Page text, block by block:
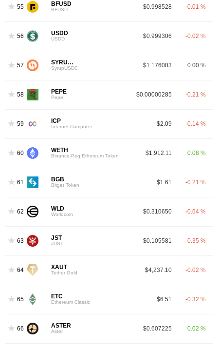
55 BFUSD
BFUSD $0.998528 -0.01 %
56 USDD
USDD $0.999306 -0.02 %
57 SYRUPUSDC
SyrupUSDC $1.176003 0.00 %
58 PEPE
Pepe $0.00000285 -0.21 %
59 ICP
Internet Computer $2.09 -0.14 %
60 WETH
Binance-Peg Ethereum Token $1,912.11 0.08 %
61 BGB
Bitget Token $1.61 -0.21 %
62 WLD
Worldcoin $0.310650 -0.64 %
63 JST
JUST $0.105581 -0.35 %
64 XAUT
Tether Gold $4,237.10 -0.02 %
65 ETC
Ethereum Classic $6.51 -0.32 %
66 ASTER
Aster $0.607225 0.02 %